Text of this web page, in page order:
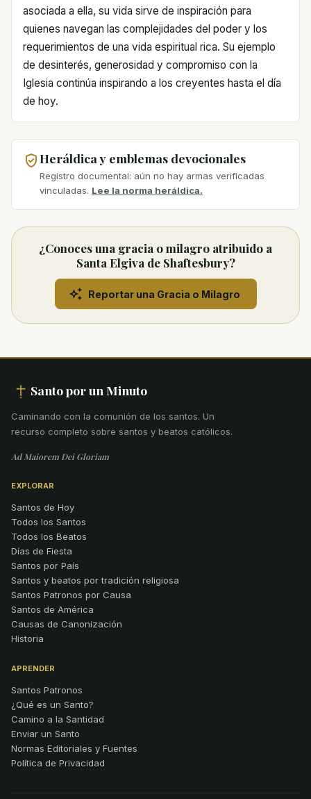
asociada a ella, su vida sirve de inspiración para
quienes navegan las complejidades del poder y los
requerimientos de una vida espiritual rica. Su ejemplo
de desinterés, generosidad y compromiso con la
Iglesia continúa inspirando a los creyentes hasta el día
de hoy.
Heráldica y emblemas devocionales
Registro documental: aún no hay armas verificadas
vinculadas. Lee la norma heráldica.
¿Conoces una gracia o milagro atribuido a
Santa Elgiva de Shaftesbury?
Reportar una Gracia o Milagro
Santo por un Minuto
Caminando con la comunión de los santos. Un
recurso completo sobre santos y beatos católicos.
Ad Maiorem Dei Gloriam
EXPLORAR
Santos de Hoy
Todos los Santos
Todos los Beatos
Días de Fiesta
Santos por País
Santos y beatos por tradición religiosa
Santos Patronos por Causa
Santos de América
Causas de Canonización
Historia
APRENDER
Santos Patronos
¿Qué es un Santo?
Camino a la Santidad
Enviar un Santo
Normas Editoriales y Fuentes
Política de Privacidad